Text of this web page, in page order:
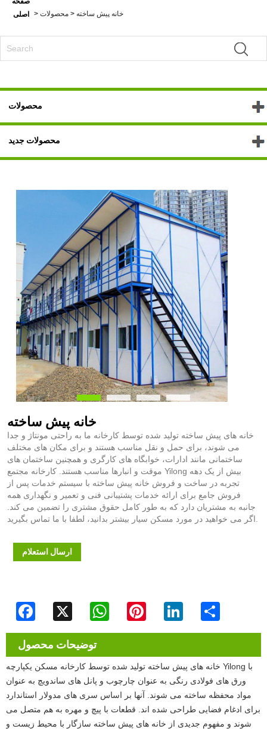
اصلی
> محصولات > خانه پیش ساخته
محصولات
محصولات جدید
خانه پیش ساخته
خانه های پیش ساخته تولید شده توسط کارخانه ما به راحتی مونتاژ و جدا
می شوند، برای حمل و نقل مناسب هستند و برای مکان های مختلف
ساختمانی مانند ادارات، خوابگاه های کارگری و همچنین ساختمان های
موقت و انبارها مناسب هستند. کارخانه مجتمع Yilong بیش از یک دهه
تجربه در ساخت و فروش خانه پیش ساخته با سیستم خدمات پس از
فروش جامع برای ارائه خدمات پشتیبانی فنی و تعمیر و نگهداری همه
جانبه به مشتریان دارد که به طور کامل حقوق مشتری را تضمین می کند.
ارسال استعلام
Facebook WhatsApp Pinterest LinkedIn
توضیحات محصول
خانه های پیش ساخته تولید شده توسط کارخانه مسکن یکپارچه Yilong با
ورق های فولادی رنگی به عنوان چارچوب و پانل های ساندویچ به عنوان
مواد محفظه ساخته می شوند. آنها بر اساس سری های مدولار استاندارد
برای ادغام فضایی طراحی شده اند. قطعات با پیچ و مهره به هم متصل می
شوند و مفهوم جدیدی از خانه های پیش ساخته سازگار با محیط زیست و